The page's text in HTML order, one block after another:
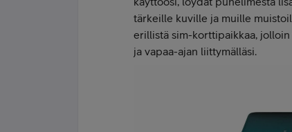
tärkeille kuville ja muille
erillistä sim-korttipaikkaa,
ja vapaa-ajan liittymälläsi.